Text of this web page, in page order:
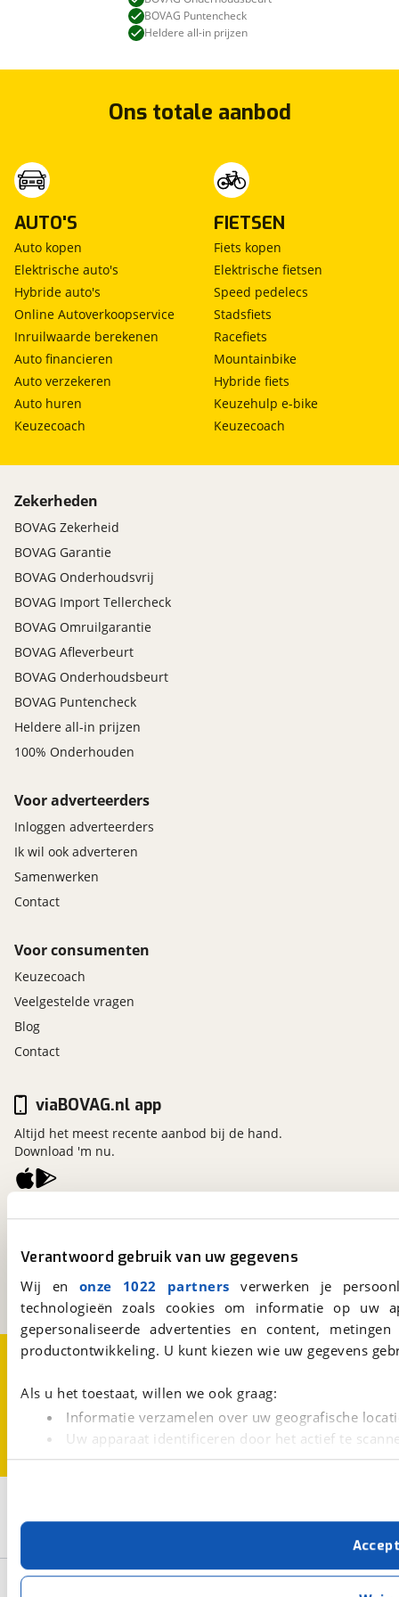
Verantwoord gebruik van uw gegevens
Wij en onze 1022 partners verwerken je
technologieën zoals cookies om informatie op
gepersonaliseerde advertenties en content,
productontwikkeling. U kunt kiezen wie uw gegevens
Als u het toestaat, willen we ook graag:
Informatie verzamelen over uw geografische
Uw apparaat identificeren door het actief te
Lees meer over hoe uw persoonlijke gegevens worden
Met cookies en vergelijkbare technieken zorgen we
cookies zorgen ervoor dat de website goed werkt.
verbeteren. We tonen je graag relevante advertenties
buiten onze website volgt – uiteraard op
Basisgegevens
BOVAG Puntencheck
Heldere all-in prijzen
Ons totale aanbod
AUTO'S
Auto kopen
Elektrische auto's
Hybride auto's
Online Autoverkoopservice
Inruilwaarde berekenen
Auto financieren
Auto verzekeren
Auto huren
Keuzecoach
FIETSEN
Fiets kopen
Elektrische fietsen
Speed pedelecs
Stadsfiets
Racefiets
Mountainbike
Hybride fiets
Keuzehulp e-bike
Keuzecoach
Zekerheden
BOVAG Zekerheid
BOVAG Garantie
BOVAG Onderhoudsvrij
BOVAG Import Tellercheck
BOVAG Omruilgarantie
BOVAG Afleverbeurt
BOVAG Onderhoudsbeurt
BOVAG Puntencheck
Heldere all-in prijzen
100% Onderhouden
Voor adverteerders
Inloggen adverteerders
Ik wil ook adverteren
Samenwerken
Contact
Voor consumenten
Keuzecoach
Veelgestelde vragen
Blog
Contact
viaBOVAG.nl
3981 AJ Bunnik
Een initiatief van
BOVAG
viaBOVAG.nl app
Altijd het meest recente aanbod bij de hand.
Download 'm nu.
Over viaBOVAG.nlDisclaimer- en Privacyverklaring